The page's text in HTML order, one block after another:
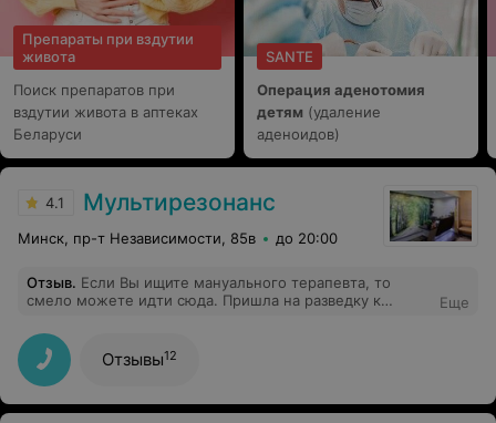
Препараты при вздутии
живота
Поиск препаратов при
вздутии живота в аптеках
Беларуси
SANTE
Операция аденотомия
детям (удаление
аденоидов)
4.1 Мультирезонанс
Минск, пр-т Независимости, 85в до 20:00
Отзыв. Если Вы ищите мануального терапевта, то
смело можете идти сюда. Пришла на разведку к
Евгеньевичу . Очень понравилось. Поэтому в след.раз я
смело записала к нему своего мужа и маму.
Еще
Отзывы12